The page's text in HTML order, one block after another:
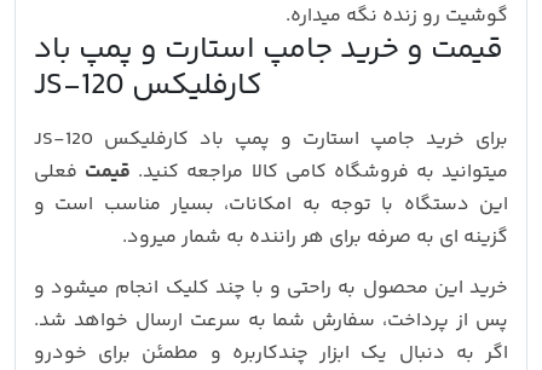
گوشیت رو زنده نگه میداره.
قیمت و خرید جامپ استارت و پمپ باد
کارفلیکس JS-120
برای خرید جامپ استارت و پمپ باد کارفلیکس JS-120
میتوانید به فروشگاه کامی کالا مراجعه کنید. قیمت فعلی
این دستگاه با توجه به امکانات، بسیار مناسب است و
گزینه‌ ای به‌ صرفه برای هر راننده به‌ شمار میرود.
خرید این محصول به‌ راحتی و با چند کلیک انجام میشود و
پس از پرداخت، سفارش شما به سرعت ارسال خواهد شد.
اگر به دنبال یک ابزار چندکاربره و مطمئن برای خودرو